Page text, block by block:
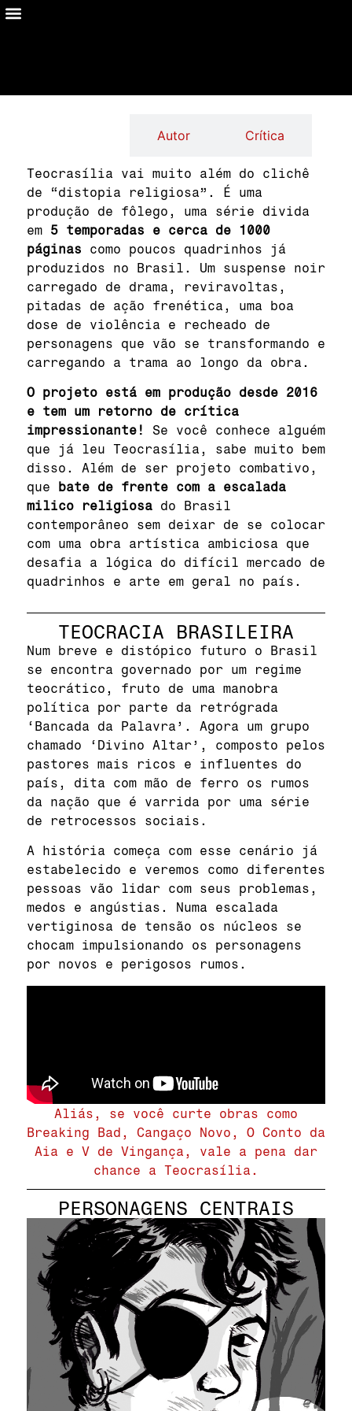
Autor Crítica
Teocrasília vai muito além do clichê
de “distopia religiosa”. É uma
produção de fôlego, uma série divida
em 5 temporadas e cerca de 1000
páginas como poucos quadrinhos já
produzidos no Brasil. Um suspense noir
carregado de drama, reviravoltas,
pitadas de ação frenética, uma boa
dose de violência e recheado de
personagens que vão se transformando e
carregando a trama ao longo da obra.
O projeto está em produção desde 2016
e tem um retorno de crítica
impressionante!
Se você conhece alguém
que já leu Teocrasília, sabe muito bem
disso. Além de ser projeto combativo,
que bate de frente com a escalada
milico religiosa do Brasil
contemporâneo sem deixar de se colocar
com uma obra artística ambiciosa que
desafia a lógica do difícil mercado de
quadrinhos e arte em geral no país.
TEOCRACIA BRASILEIRA
Num breve e distópico futuro o Brasil
se encontra governado por um regime
teocrático, fruto de uma manobra
política por parte da retrógrada
‘Bancada da Palavra’. Agora um grupo
chamado ‘Divino Altar’, composto pelos
pastores mais ricos e influentes do
país, dita com mão de ferro os rumos
da nação que é varrida por uma série
de retrocessos sociais.
A história começa com esse cenário já
estabelecido e veremos como diferentes
pessoas vão lidar com seus problemas,
medos e angústias. Numa escalada
vertiginosa de tensão os núcleos se
chocam impulsionando os personagens
por novos e perigosos rumos.
Aliás, se você curte obras como
Breaking Bad, Cangaço Novo, O Conto da
Aia e V de Vingança, vale a pena dar
chance a Teocrasília.
PERSONAGENS CENTRAIS